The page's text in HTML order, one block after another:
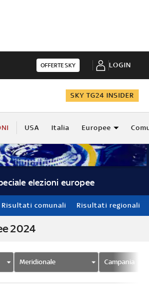
OFFERTE SKY LOGIN
SKY TG24 INSIDER
USA Italia Europee
elezioni europee
Risultati comunali Risultati regionali
2024
Meridionale Campania